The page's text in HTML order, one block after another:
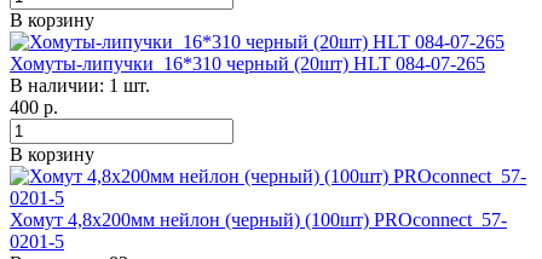
В корзину
Хомуты-липучки 16*310 черный (20шт) HLT 084-07-265
В наличии: 1 шт.
400 р.
В корзину
Хомут 4,8х200мм нейлон (черный) (100шт) PROconnect 57-
0201-5